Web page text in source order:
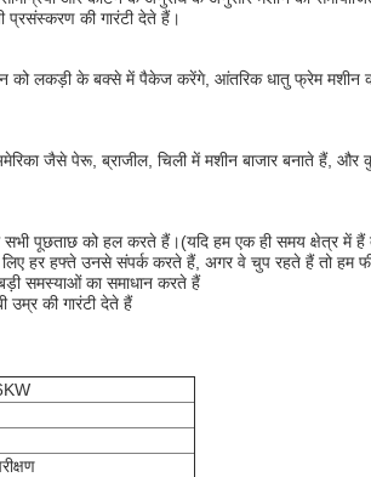
प्रसंस्करण की गारंटी देते हैं।
मशीन को लकड़ी के बक्से में पैकेज करेंगे, आंतरिक धातु फ्रेम
जैसे पेरू, ब्राजील, चिली में मशीन बाजार बनाते हैं,
पूछताछ को हल करते हैं।(यदि हम एक ही समय क्षेत्र में
लिए हर हफ्ते उनसे संपर्क करते हैं, अगर वे चुप रहते हैं तो
समस्याओं का समाधान करते हैं
उम्र की गारंटी देते हैं